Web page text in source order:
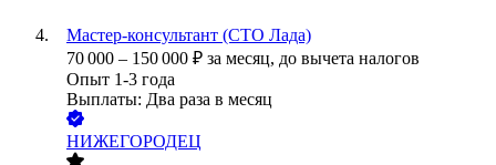
Мастер-консультант (СТО Лада)
70 000 – 150 000 ₽ за месяц, до вычета налогов
Опыт 1-3 года
Выплаты: Два раза в месяц
НИЖЕГОРОДЕЦ